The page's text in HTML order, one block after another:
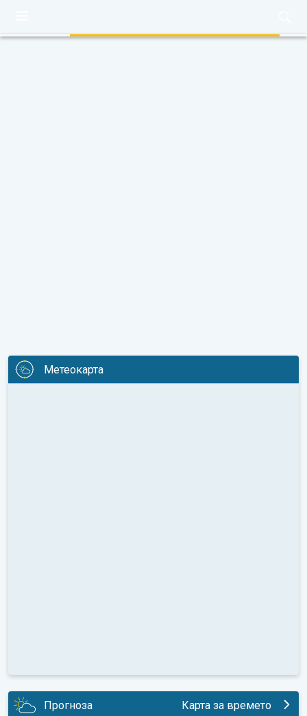
Метеокарта
Прогноза Карта за времето